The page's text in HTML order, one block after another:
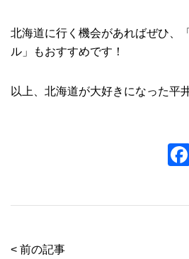
北海道に行く機会があればぜひ、
ル」もおすすめです！
以上、北海道が大好きになった平
< 前の記事